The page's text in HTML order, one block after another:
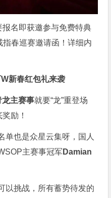
名即获邀参与免费特典
春巡赛邀请函！详细内
新春红包礼来袭
龙主赛事就要“龙”重登场
励！
单也是众星云集呀，国人
主赛事冠军Damian
以挑战，所有蓄势待发的